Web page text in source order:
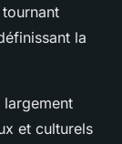
la
largement
et culturels